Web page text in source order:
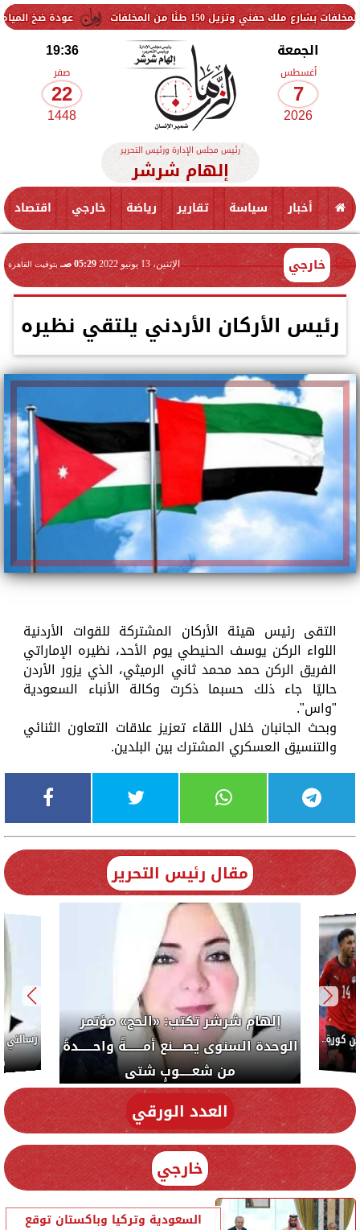
عودة ضخ المياه تدريجيًا 150 طنًا من المخلفات
الجمعة
أغسطس
7
2026
19:36
صفر
22
1448
رئيس مجلس الإدارة ورئيس التحرير
إلهام شرشر
أخبار سياسة تقارير رياضة خارجي اقتصاد
خارجي الإثنين، 13 يونيو 2022 05:29 صـ بتوقيت القاهرة
رئيس الأركان الأردني يلتقي نظيره
التقى رئيس هيئة الأركان المشتركة للقوات الأردنية
اللواء الركن يوسف الحنيطي يوم الأحد، نظيره الإماراتي
الفريق الركن حمد محمد ثاني الرميثي، الذي يزور الأردن
حاليًا جاء ذلك حسبما ذكرت وكالة الأنباء السعودية
"واس".
وبحث الجانبان خلال اللقاء تعزيز علاقات التعاون الثنائي
والتنسيق العسكري المشترك بين البلدين.
مقال رئيس التحرير
إلهام شرشر تكتب: «الحج» مؤتمر
الوحدة السنوى يصــــنع أمـــــــةً واحــــــدةً
من شعـــــوبٍ شتى
كورة..
العدد الورقي
خارجي
السعودية وتركيا وباكستان توقع